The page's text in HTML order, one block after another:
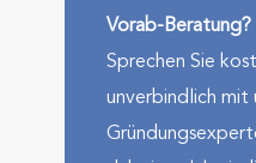
Vorab-Beratung?
Sprechen Sie
unverbindlich mit